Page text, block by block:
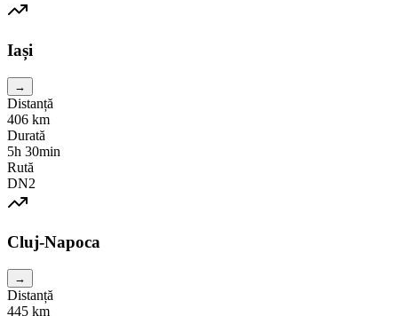
Iași
→
Distanță
406 km
Durată
5h 30min
Rută
DN2
Cluj-Napoca
→
Distanță
445 km